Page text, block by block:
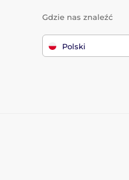
Gdzie nas znaleźć
Polski